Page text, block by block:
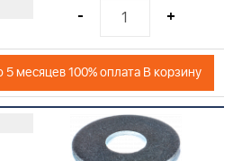
- +
5 месяцев 100% оплата В корзину